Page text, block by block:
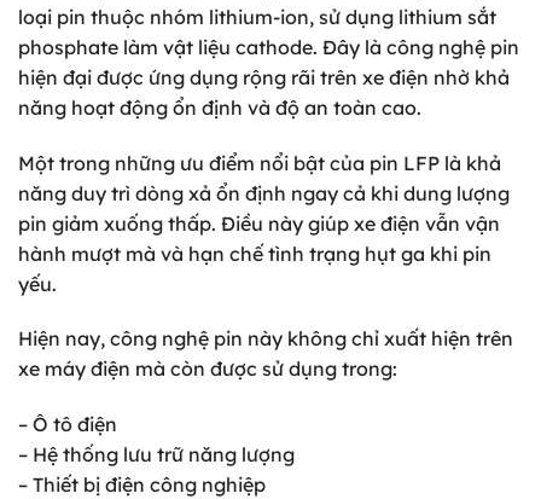
loại pin thuộc nhóm lithium-ion, sử dụng lithium sắt
phosphate làm vật liệu cathode. Đây là công nghệ pin
hiện đại được ứng dụng rộng rãi trên xe điện nhờ khả
năng hoạt động ổn định và độ an toàn cao.
Một trong những ưu điểm nổi bật của pin LFP là khả
năng duy trì dòng xả ổn định ngay cả khi dung lượng
pin giảm xuống thấp. Điều này giúp xe điện vẫn vận
hành mượt mà và hạn chế tình trạng hụt ga khi pin
yếu.
Hiện nay, công nghệ pin này không chỉ xuất hiện trên
xe máy điện mà còn được sử dụng trong:
– Ô tô điện
– Hệ thống lưu trữ năng lượng
– Thiết bị điện công nghiệp